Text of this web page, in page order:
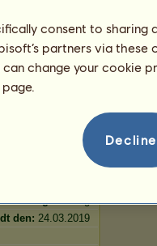
1616.52
1460.71
158.65
Vægt: 485kg
den: 24.03.2019
consent to sharing
partners via these
change your cookie
Decline